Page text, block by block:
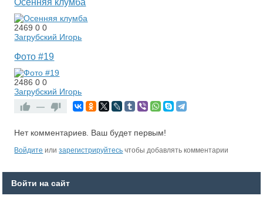
246900
Загрубский Игорь
Фото #19
248600
Загрубский Игорь
—
Нет комментариев. Ваш будет первым!
Войдите илизарегистрируйтесь чтобы добавлять комментарии
Войти на сайт